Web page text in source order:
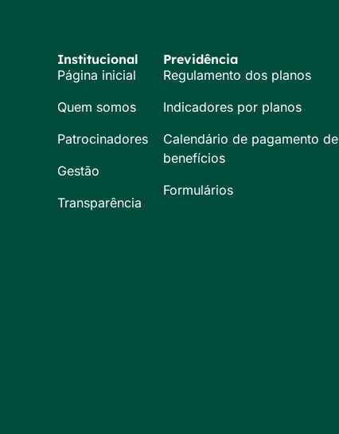
Institucional
Página inicial
Quem somos
Patrocinadores
Gestão
Transparência
Previdência
Regulamento dos planos
Indicadores por planos
Calendário de pagamento de
benefícios
Formulários